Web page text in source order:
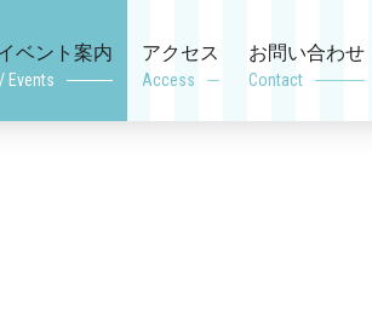
ベント案内
Events
アクセス
Access
お問い合わせ
Contact